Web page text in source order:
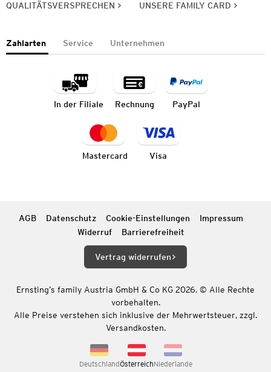
QUALITÄTSVERSPRECHEN UNSERE FAMILY CARD
Zahlarten Service Unternehmen
In der Filiale Rechnung PayPal
Mastercard Visa
AGB Datenschutz Cookie-Einstellungen
Impressum
Widerruf
Barrierefreiheit
Vertrag widerrufen
Ernsting’s family Austria GmbH & Co KG 2026. © Alle Rechte
vorbehalten.
Alle Preise verstehen sich inklusive der Mehrwertsteuer, zzgl.
Versandkosten.
DeutschlandÖsterreichNiederlande